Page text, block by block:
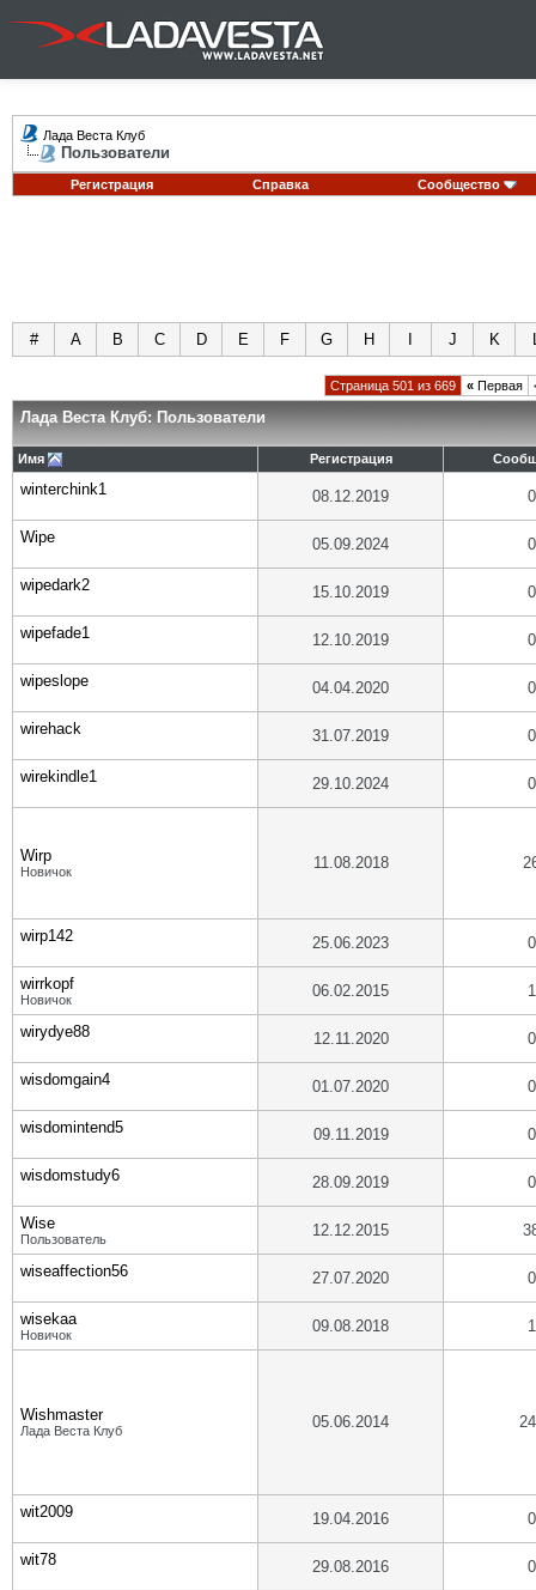
Лада Веста Клуб
Пользователи
Регистрация Справка Сообщество
# A B C D E F G H J K
Страница 501 из 669 « Первая
Лада Веста Клуб: Пользователи
Имя Регистрация
winterchink1 08.12.2019 0
Wipe 05.09.2024 0
wipedark2 15.10.2019 0
wipefade1 12.10.2019 0
wipeslope 04.04.2020 0
wirehack 31.07.2019 0
wirekindle1 29.10.2024 0
Wirp
Новичок 11.08.2018
wirp142 25.06.2023 0
wirrkopf
Новичок 06.02.2015 1
wirydye88 12.11.2020 0
wisdomgain4 01.07.2020 0
wisdomintend5 09.11.2019 0
wisdomstudy6 28.09.2019 0
Wise
Пользователь 12.12.2015
wiseaffection56 27.07.2020 0
wisekaa
Новичок 09.08.2018 1
Wishmaster
Лада Веста Клуб 05.06.2014
wit2009 19.04.2016 0
wit78 29.08.2016 0